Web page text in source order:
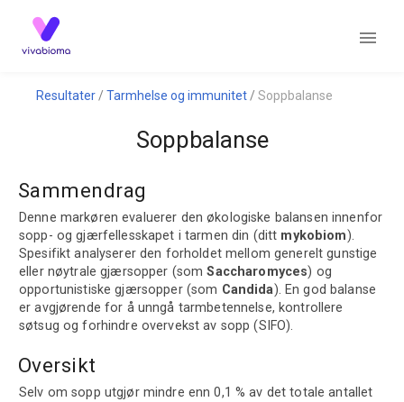
Resultater Tarmhelse og immunitet Soppbalanse
Soppbalanse
Sammendrag
Denne markøren evaluerer den økologiske balansen innenfor
sopp- og gjærfellesskapet i tarmen din (ditt mykobiom).
Spesifikt analyserer den forholdet mellom generelt gunstige
eller nøytrale gjærsopper (somSaccharomyces) og
opportunistiske gjærsopper (som Candida). En god balanse
er avgjørende for å unngå tarmbetennelse, kontrollere
søtsug og forhindre overvekst av sopp (SIFO).
Oversikt
Selv om sopp utgjør mindre enn 0,1 % av det totale antallet